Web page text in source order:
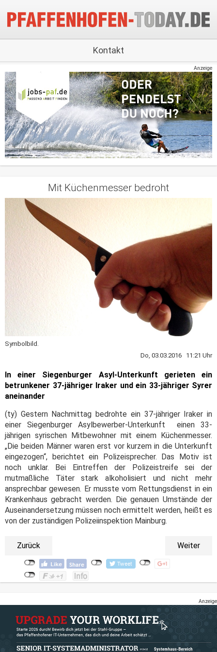
Kontakt
Anzeige
Mit Küchenmesser bedroht
Symbolbild.
Do, 03.03.2016 11:21 Uhr
In einer Siegenburger Asyl-Unterkunft gerieten ein
betrunkener 37-jähriger Iraker und ein 33-jähriger Syrer
aneinander
(ty) Gestern Nachmittag bedrohte ein 37-jähriger Iraker in
einer Siegenburger Asylbewerber-Unterkunft einen 33-
jährigen syrischen Mitbewohner mit einem Küchenmesser.
„Die beiden Männer waren erst vor kurzem in die Unterkunft
eingezogen“, berichtet ein Polizeisprecher. Das Motiv ist
noch unklar. Bei Eintreffen der Polizeistreife sei der
mutmaßliche Täter stark alkoholisiert und nicht mehr
ansprechbar gewesen. Er musste vom Rettungsdienst in ein
Krankenhaus gebracht werden. Die genauen Umstände der
Auseinandersetzung müssen noch ermittelt werden, heißt es
von der zuständigen Polizeiinspektion Mainburg.
Zurück Weiter
Anzeige